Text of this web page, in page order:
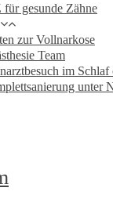
für gesunde Zähne
zur Vollnarkose
Team
im Schlaf
unter